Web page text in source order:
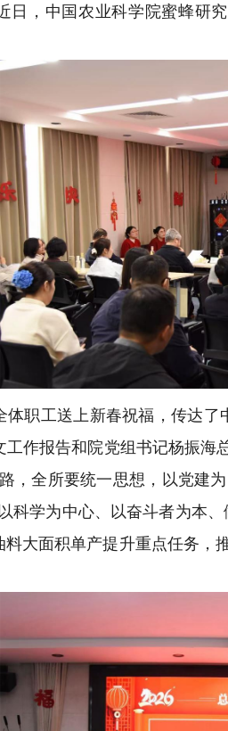
日，中国农业科学院蜜蜂研
体职工送上新春祝福，传达
作报告和院党组书记杨振
，全所要统一思想，以党建
科学为中心、以奋斗者为本
大面积单产提升重点任务